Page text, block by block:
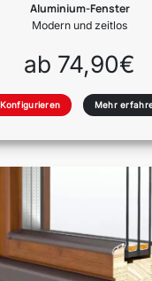
Aluminium-Fenster
Modern und zeitlos
ab 74,90€
Konfigurieren Mehr